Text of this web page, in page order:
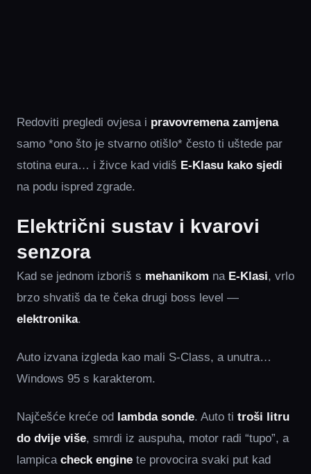
Redoviti pregledi ovjesa i pravovremena zamjena
samo *ono što je stvarno otišlo* često ti uštede par
stotina eura… i živce kad vidiš E‑Klasu kako sjedi
na podu ispred zgrade.
Električni sustav i kvarovi
senzora
Kad se jednom izboriš s mehanikom na E‑Klasi, vrlo
brzo shvatiš da te čeka drugi boss level —
elektronika.
Auto izvana izgleda kao mali S‑Class, a unutra…
Windows 95 s karakterom.
Najčešće kreće od lambda sonde. Auto ti troši litru
do dvije više, smrdi iz auspuha, motor radi “tupo”, a
lampica check engine te provocira svaki put kad